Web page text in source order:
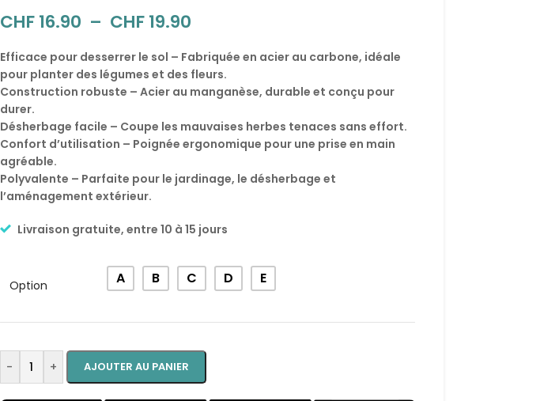
CHF16.90 – CHF19.90
Efficace pour desserrer le sol – Fabriquée en acier au carbone, idéale
pour planter des légumes et des fleurs.
Construction robuste – Acier au manganèse, durable et conçu pour
durer.
Désherbage facile – Coupe les mauvaises herbes tenaces sans effort.
Confort d’utilisation – Poignée ergonomique pour une prise en main
agréable.
Polyvalente – Parfaite pour le jardinage, le désherbage et
l’aménagement extérieur.
Livraison gratuite, entre 10 à 15 jours
Option A B C D E
- + AJOUTER AU PANIER